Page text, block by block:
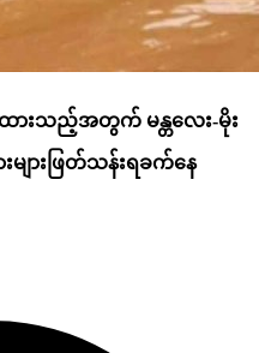
းသည့်အတွက် မန္တလေး-မိုး
များဖြတ်သန်းရခက်နေ